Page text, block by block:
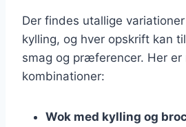
Der findes utallige
kylling, og hver opskrift kan
smag og præferencer. Her
kombinationer:
Wok med kylling og